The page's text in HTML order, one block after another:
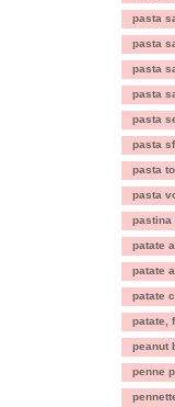
pasta
pasta
pasta
pasta
pasta
pasta
pasta
pasta
pastina
patate
patate
patate
patate,
peanut
penne